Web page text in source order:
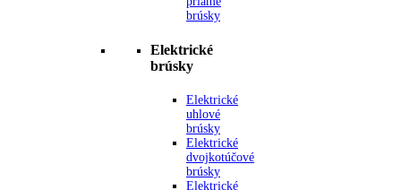
brúsky
Elektrické
brúsky
Elektrické
uhlové
brúsky
Elektrické
dvojkotúčové
brúsky
Elektrické